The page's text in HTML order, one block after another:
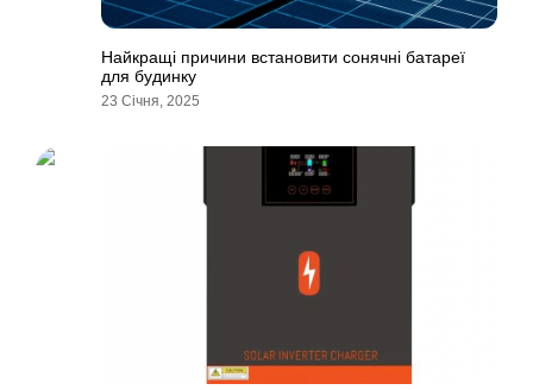
Найкращі причини встановити сонячні батареї
для будинку
23 Січня, 2025